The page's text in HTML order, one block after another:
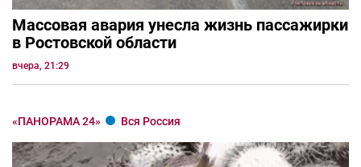
Массовая авария унесла жизнь пассажирки
в Ростовской области
вчера, 21:29
«ПАНОРАМА 24» Вся Россия